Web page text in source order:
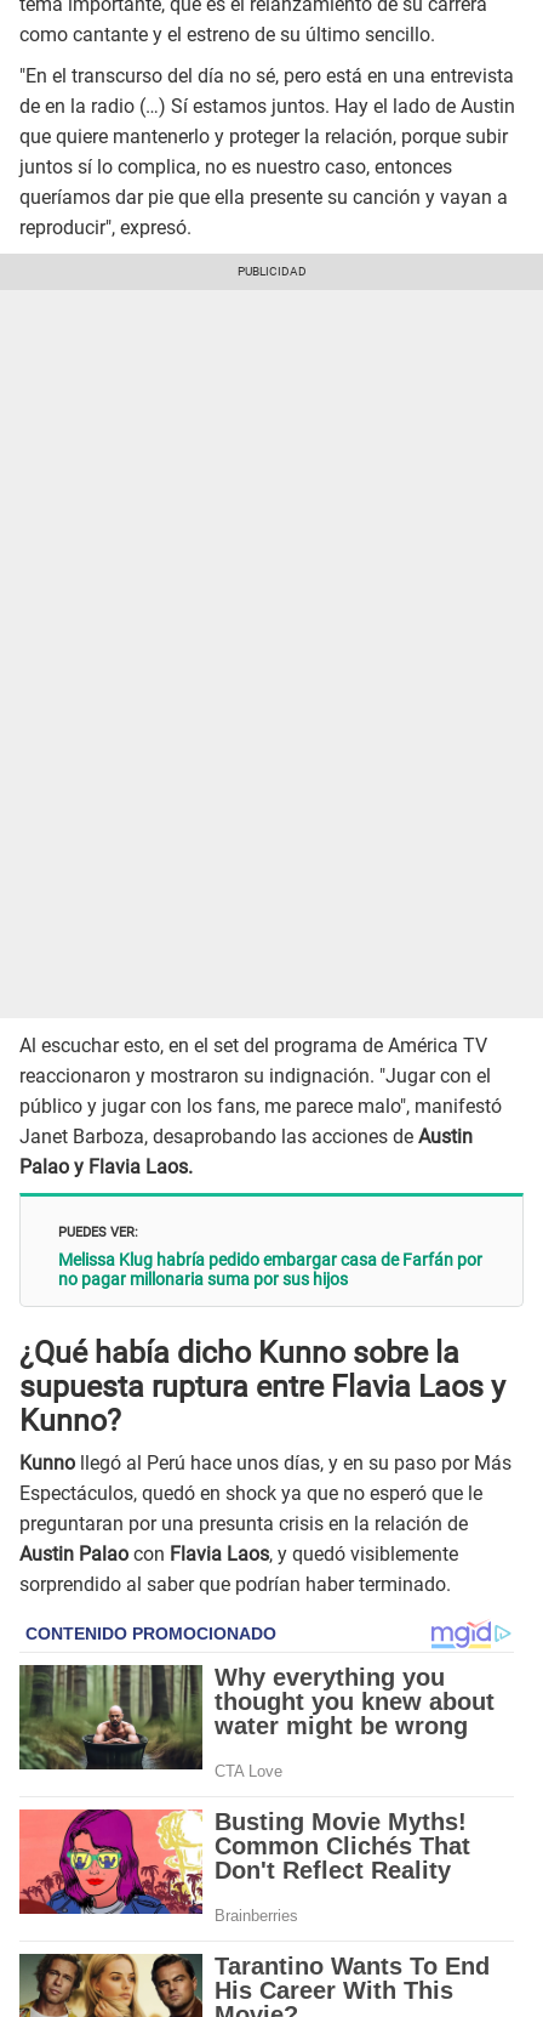
como cantante y el estreno de su último sencillo.
"En el transcurso del día no sé, pero está en una entrevista
de en la radio (…) Sí estamos juntos. Hay el lado de Austin
que quiere mantenerlo y proteger la relación, porque subir
juntos sí lo complica, no es nuestro caso, entonces
queríamos dar pie que ella presente su canción y vayan a
reproducir", expresó.
Al escuchar esto, en el set del programa de América TV
reaccionaron y mostraron su indignación. "Jugar con el
público y jugar con los fans, me parece malo", manifestó
Janet Barboza, desaprobando las acciones de Austin
Palao y Flavia Laos.
PUEDES VER:
Melissa Klug habría pedido embargar casa de Farfán por
no pagar millonaria suma por sus hijos
¿Qué había dicho Kunno sobre la
supuesta ruptura entre Flavia Laos y
Kunno?
Kunno llegó al Perú hace unos días, y en su paso por Más
Espectáculos, quedó en shock ya que no esperó que le
preguntaran por una presunta crisis en la relación de
Austin Palao con Flavia Laos, y quedó visiblemente
sorprendido al saber que podrían haber terminado.